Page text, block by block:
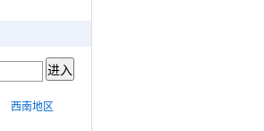
西南地区